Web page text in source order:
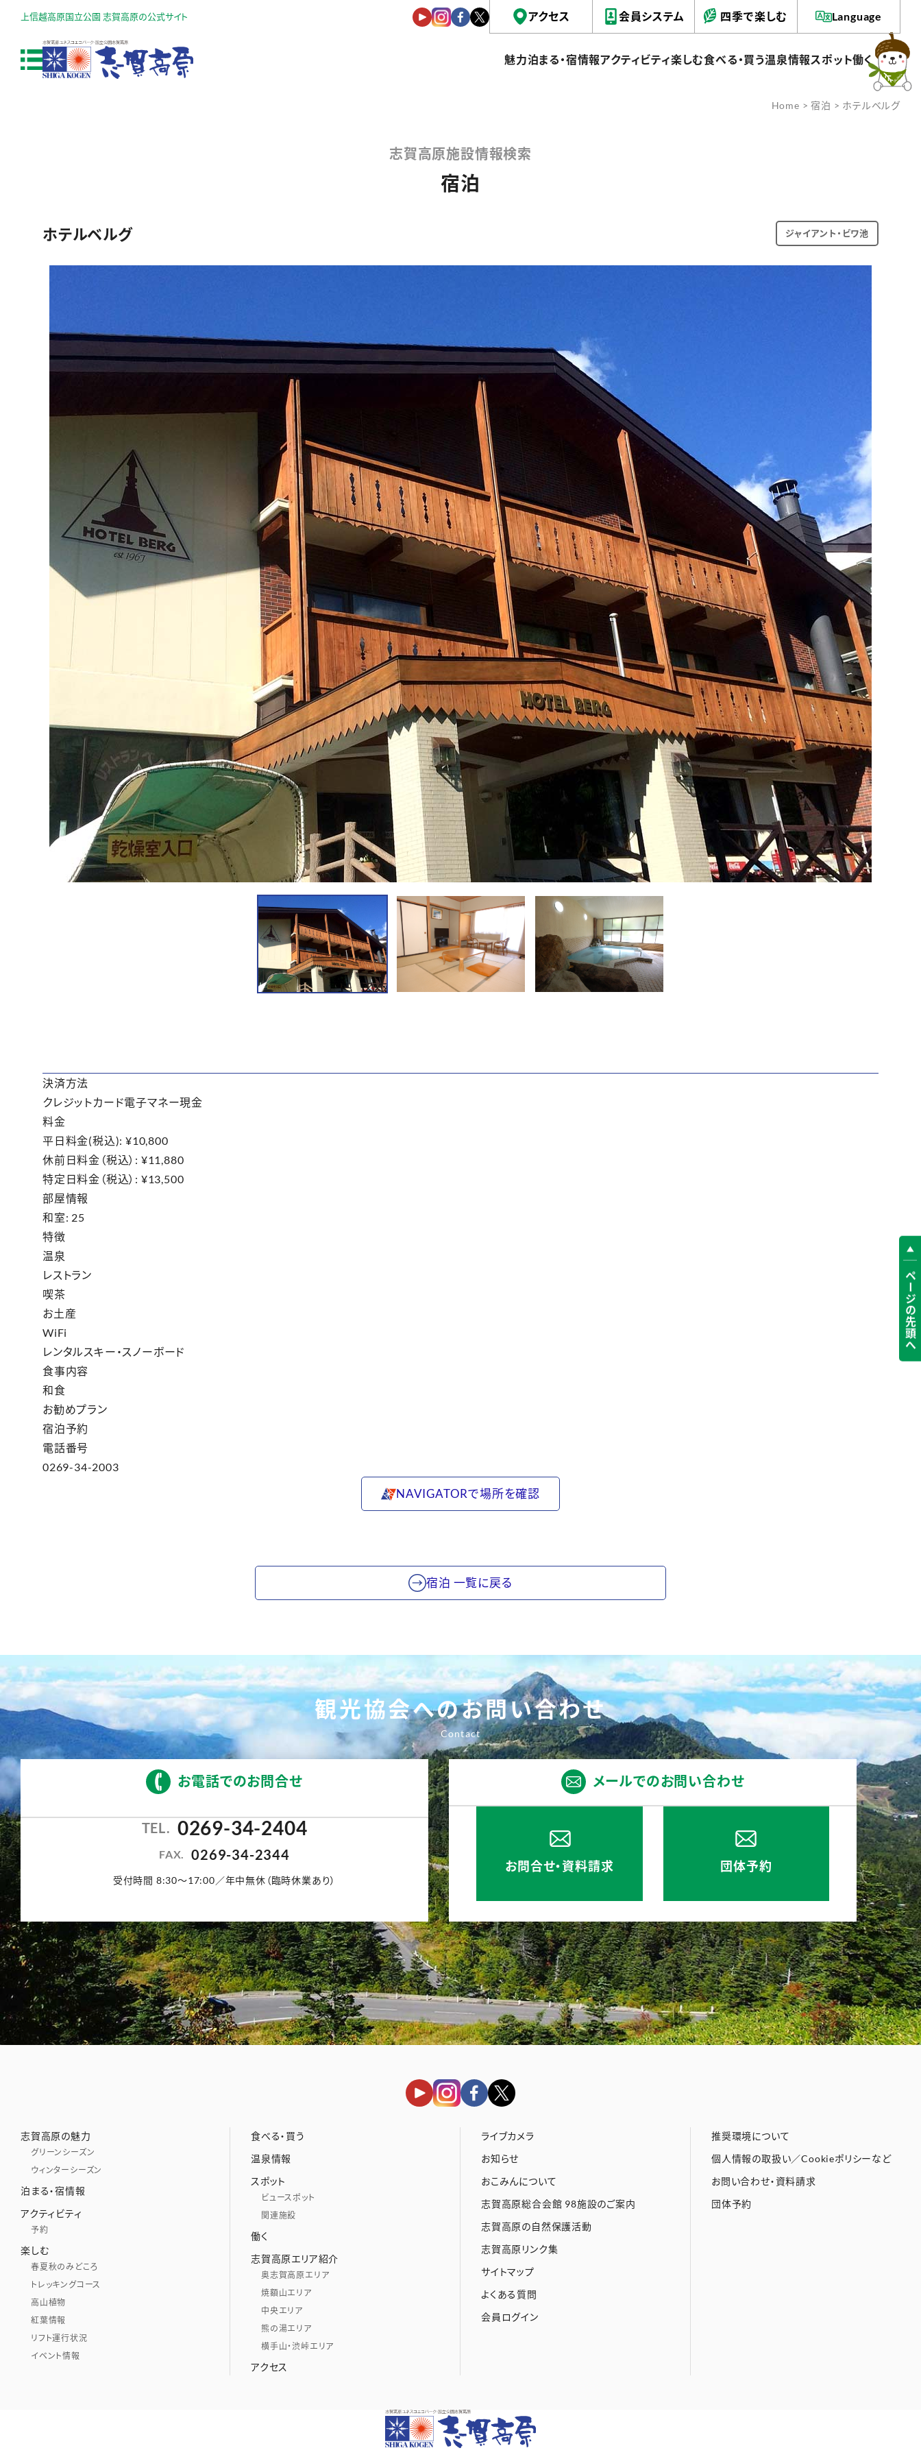
上信越高原国立公園 志賀高原の公式サイト アクセス 会員システム 四季で楽しむ Language
魅力泊まる・宿情報アクティビティ楽しむ食べる・買う温泉情報スポット働く
Home >宿泊 > ホテルベルグ
志賀高原施設情報検索
宿泊
ホテルベルグ ジャイアント・ビワ池
決済方法
クレジットカード電子マネー現金
料金
平日料金(税込): ¥10,800
休前日料金（税込）: ¥11,880
特定日料金（税込）: ¥13,500
部屋情報
和室: 25
特徴
温泉
レストラン
喫茶
お土産
WiFi
レンタルスキー・スノーボード
食事内容
和食
お勧めプラン
宿泊予約
電話番号
0269-34-2003
NAVIGATORで場所を確認
宿泊 一覧に戻る
観光協会へのお問い合わせ
お電話でのお問合せ
TEL. 0269-34-2404
FAX. 0269-34-2344
受付時間 8:30〜17:00／年中無休（臨時休業あり）
メールでのお問い合わせ
お問合せ・資料請求 団体予約
志賀高原の魅力
グリーンシーズン
ウィンターシーズン
泊まる・宿情報
アクティビティ
予約
楽しむ
春夏秋のみどころ
トレッキングコース
高山植物
紅葉情報
リフト運行状況
イベント情報
食べる・買う
温泉情報
スポット
ビュースポット
関連施設
働く
志賀高原エリア紹介
奥志賀高原エリア
焼額山エリア
中央エリア
熊の湯エリア
横手山・渋峠エリア
アクセス
ライブカメラ
お知らせ
おこみんについて
志賀高原総合会館 98施設のご案内
志賀高原の自然保護活動
志賀高原リンク集
サイトマップ
よくある質問
会員ログイン
推奨環境について
個人情報の取扱い／Cookieポリシーなど
お問い合わせ・資料請求
団体予約
ページの先頭へ